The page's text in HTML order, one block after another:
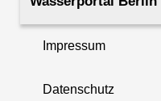
Impressum
Datenschutz